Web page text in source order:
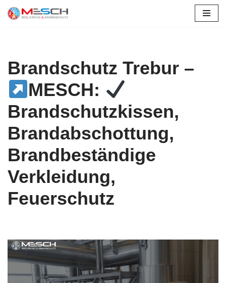
Brandschutz Trebur –
MESCH:
Brandschutzkissen,
Brandabschottung,
Brandbeständige
Verkleidung,
Feuerschutz